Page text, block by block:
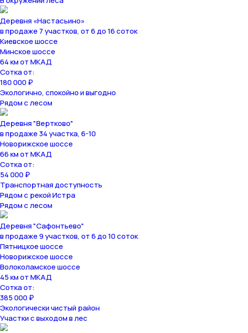
Деревня «Настасьино»
в продаже 7 участков, от 6 до 16 соток
Киевское шоссе
Минское шоссе
64 км от МКАД
Сотка от:
180 000 ₽
Экологично, спокойно и выгодно
Рядом с лесом
Деревня "Вертково"
в продаже 34 участка, 6-10
Новорижское шоссе
66 км от МКАД
Сотка от:
54 000 ₽
Транспортная доступность
Рядом с рекой Истра
Рядом с лесом
Деревня "Сафонтьево"
в продаже 9 участков, от 6 до 10 соток
Пятницкое шоссе
Новорижское шоссе
Волоколамское шоссе
45 км от МКАД
Сотка от:
385 000 ₽
Экологически чистый район
Участки с выходом в лес